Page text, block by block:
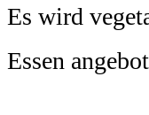
Es wird
Essen